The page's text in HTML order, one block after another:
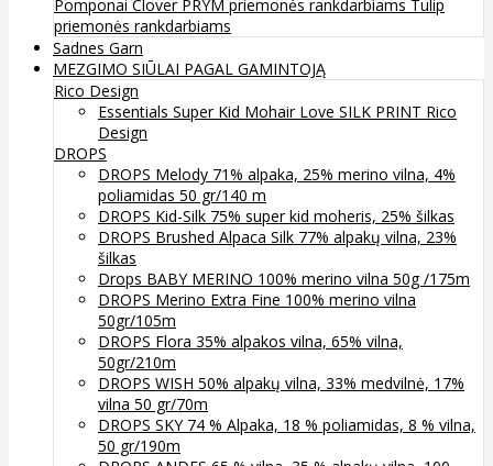
Pomponai Clover PRYM priemonės rankdarbiams Tulip
priemonės rankdarbiams
Sadnes Garn
MEZGIMO SIŪLAI PAGAL GAMINTOJĄ
Rico Design
Essentials Super Kid Mohair Love SILK PRINT Rico
Design
DROPS
DROPS Melody 71% alpaka, 25% merino vilna, 4%
poliamidas 50 gr/140 m
DROPS Kid-Silk 75% super kid moheris, 25% šilkas
DROPS Brushed Alpaca Silk 77% alpakų vilna, 23%
šilkas
Drops BABY MERINO 100% merino vilna 50g /175m
DROPS Merino Extra Fine 100% merino vilna
50gr/105m
DROPS Flora 35% alpakos vilna, 65% vilna,
50gr/210m
DROPS WISH 50% alpakų vilna, 33% medvilnė, 17%
vilna 50 gr/70m
DROPS SKY 74 % Alpaka, 18 % poliamidas, 8 % vilna,
50 gr/190m